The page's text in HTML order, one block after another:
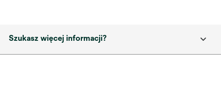
Szukasz więcej informacji?